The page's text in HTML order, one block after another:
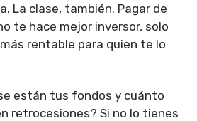
La clase, también. Pagar de
te hace mejor inversor, solo
rentable para quien te lo
están tus fondos y cuánto
retrocesiones? Si no lo tienes